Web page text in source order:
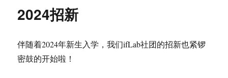
2024招新
伴随着2024年新生入学，我们ifLab社团的招新也紧锣
密鼓的开始啦！